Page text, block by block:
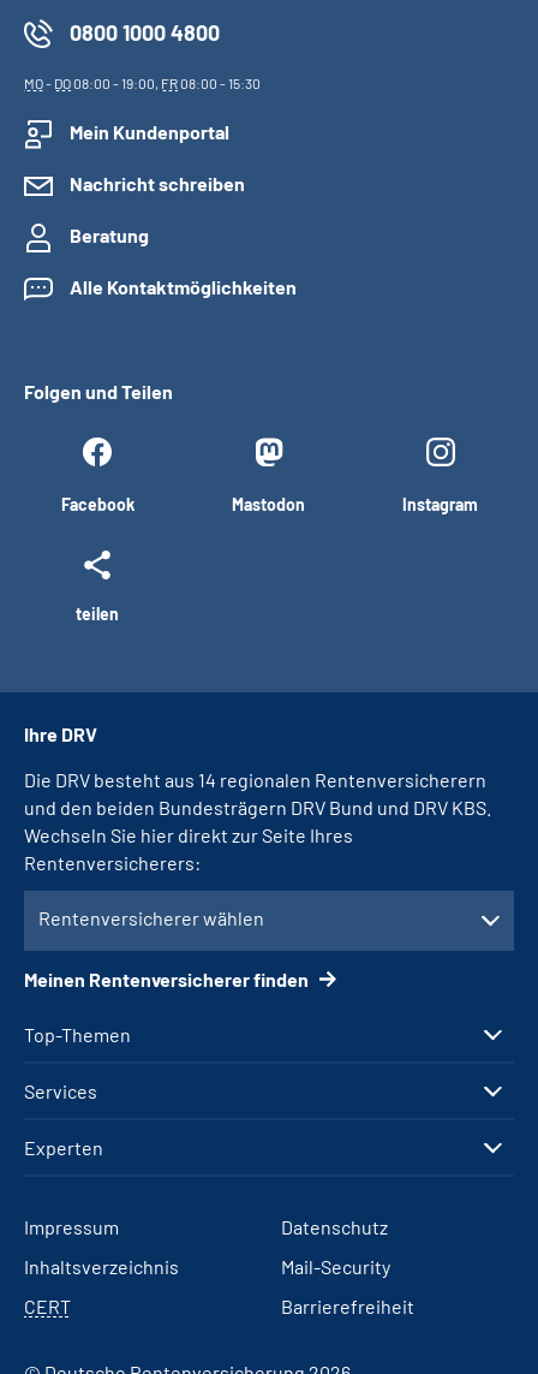
0800 1000 4800
MO- DO08:00 - 19:00, FR08:00 - 15:30
Mein Kundenportal
Nachricht schreiben
Beratung
Alle Kontaktmöglichkeiten
Folgen und Teilen
Facebook Mastodon Instagram
teilen
Top-Themen
Services
Experten
Ihre DRV
Die DRV besteht aus 14 regionalen Rentenversicherern
und den beiden Bundesträgern DRV Bund und DRV KBS.
Wechseln Sie hier direkt zur Seite Ihres
Rentenversicherers:
Rentenversicherer wählen
Meinen Rentenversicherer finden
Impressum
Datenschutz
Inhaltsverzeichnis
Mail-Security
CERT
Barrierefreiheit